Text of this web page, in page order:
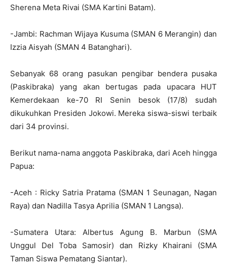
Sherena Meta Rivai (SMA Kartini Batam).
-Jambi: Rachman Wijaya Kusuma (SMAN 6 Merangin) dan
Izzia Aisyah (SMAN 4 Batanghari).
Sebanyak 68 orang pasukan pengibar bendera pusaka
(Paskibraka) yang akan bertugas pada upacara HUT
Kemerdekaan ke-70 RI Senin besok (17/8) sudah
dikukuhkan Presiden Jokowi. Mereka siswa-siswi terbaik
dari 34 provinsi.
Berikut nama-nama anggota Paskibraka, dari Aceh hingga
Papua:
-Aceh : Ricky Satria Pratama (SMAN 1 Seunagan, Nagan
Raya) dan Nadilla Tasya Aprilia (SMAN 1 Langsa).
-Sumatera Utara: Albertus Agung B. Marbun (SMA
Unggul Del Toba Samosir) dan Rizky Khairani (SMA
Taman Siswa Pematang Siantar).